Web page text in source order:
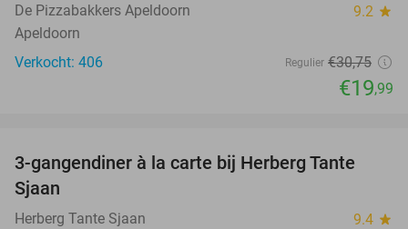
De Pizzabakkers Apeldoorn 9.2 star
Apeldoorn
Verkocht: 406
Regulier €30,75
€19,99
52%
3-gangendiner à la carte bij Herberg Tante
Sjaan
Herberg Tante Sjaan 9.4 star